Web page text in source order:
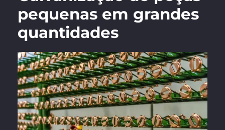
pequenas em grandes
quantidades